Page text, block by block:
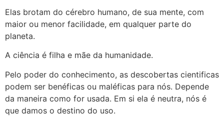
Elas brotam do cérebro humano, de sua mente, com
maior ou menor facilidade, em qualquer parte do
planeta.
A ciência é filha e mãe da humanidade.
Pelo poder do conhecimento, as descobertas cientificas
podem ser benéficas ou maléficas para nós. Depende
da maneira como for usada. Em si ela é neutra, nós é
que damos o destino do uso.